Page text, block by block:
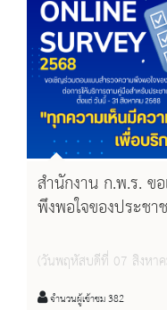
สำนักงาน ก.พ.ร. ข
พึงพอใจของประช
(วันพฤหัสบดีที่ 07 สิงหา
จำนวนผู้เข้าชม 382